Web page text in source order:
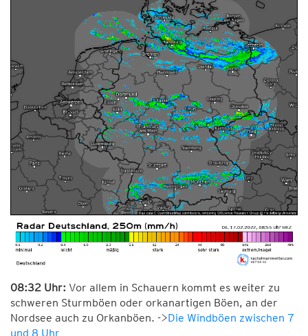
08:32 Uhr: Vor allem in Schauern kommt es weiter zu
schweren Sturmböen oder orkanartigen Böen, an der
Nordsee auch zu Orkanböen. ->Die Windböen zwischen 7
und 8 Uhr